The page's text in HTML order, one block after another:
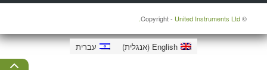
© ‫Copyright -
United Instruments Ltd.
English
(אנגלית) עברית